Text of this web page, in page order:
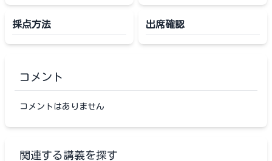
採点方法 出席確認
コメント
コメントはありません
関連する講義を探す